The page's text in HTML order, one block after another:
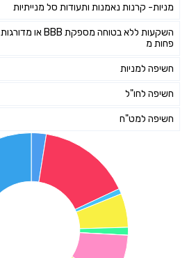
מניות- קרנות נאמנות ותעודות סל מנייתיות
השקעות ללא בטוחה מספקת BBB או מדורגות
פחות מ
חשיפה למניות
חשיפה לחו"ל
חשיפה למט"ח